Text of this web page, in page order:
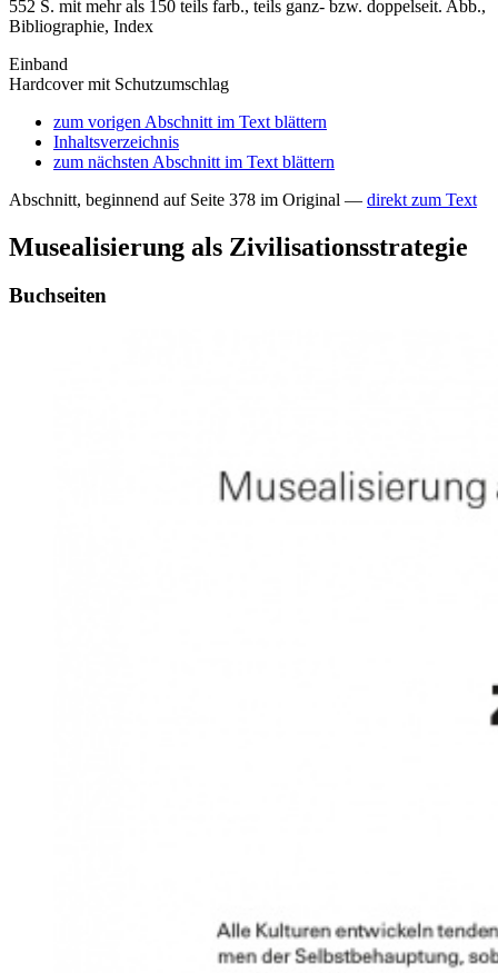
552 S. mit mehr als 150 teils farb., teils ganz- bzw. doppelseit. Abb.,
Bibliographie, Index
Einband
Hardcover mit Schutzumschlag
zum vorigen Abschnitt im Text blättern
Inhaltsverzeichnis
zum nächsten Abschnitt im Text blättern
Abschnitt, beginnend auf Seite 378 im Original — direkt zum Text
Musealisierung als Zivilisationsstrategie
Buchseiten